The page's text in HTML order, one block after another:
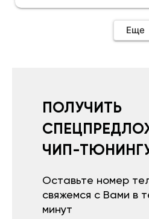
Еще
ПОЛУЧИТЬ
ЧИП-
Оставьте номер
свяжемся с Вами в
минут